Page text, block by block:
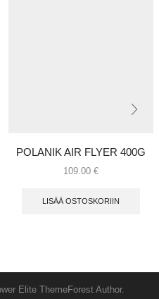
POLANIK AIR FLYER 400G
109.00 €
LISÄÄ OSTOSKORIIN
Elite ThemeForest Author.